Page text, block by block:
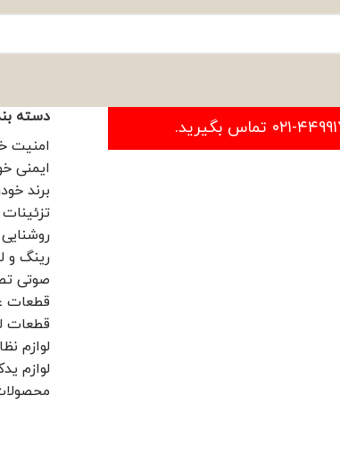
دسته
امنیت
ایمنی
برند
رینگ و
صوتی
قطعات
قطعات
لوازم
لوازم